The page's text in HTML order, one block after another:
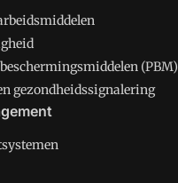
(PBM)
gezondheidssignalering